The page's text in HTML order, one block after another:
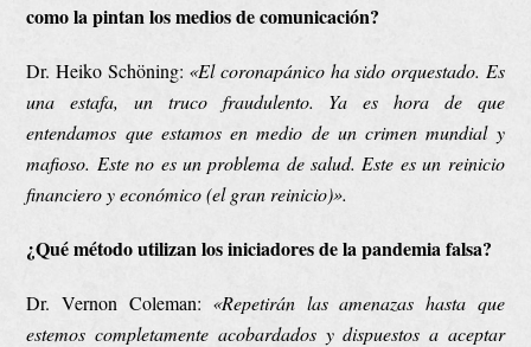
como la pintan los medios de comunicación?
Dr. Heiko Schöning: «El coronapánico ha sido orquestado. Es
una estafa, un truco fraudulento. Ya es hora de que
entendamos que estamos en medio de un crimen mundial y
mafioso. Este no es un problema de salud. Este es un reinicio
financiero y económico (el gran reinicio)».
¿Qué método utilizan los iniciadores de la pandemia falsa?
Dr. Vernon Coleman: «Repetirán las amenazas hasta que
estemos completamente acobardados y dispuestos a aceptar